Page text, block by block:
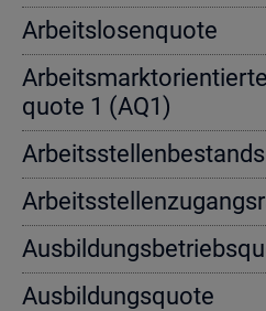
Ar­beits­lo­sen­quo­te
quo­te 1 (AQ1)
Aus­bil­dungs­quo­te